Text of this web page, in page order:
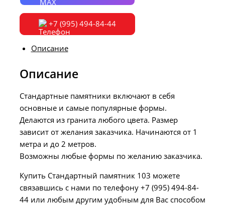
+7 (995) 494-84-44
Описание
Описание
Стандартные памятники включают в себя
основные и самые популярные формы.
Делаются из гранита любого цвета. Размер
зависит от желания заказчика. Начинаются от 1
метра и до 2 метров.
Возможны любые формы по желанию заказчика.
Купить Стандартный памятник 103 можете
связавшись с нами по телефону +7 (995) 494-84-
44 или любым другим удобным для Вас способом